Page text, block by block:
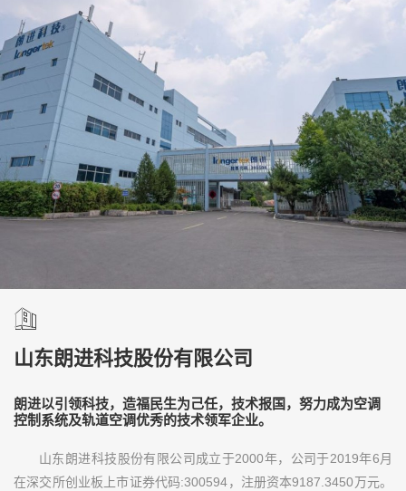
山东朗进科技股份有限公司
朗进以引领科技，造福民生为己任，技术报国，努力成为空调
控制系统及轨道空调优秀的技术领军企业。
山东朗进科技股份有限公司成立于2000年，公司于2019年6月
在深交所创业板上市证券代码:300594，注册资本9187.3450万元。